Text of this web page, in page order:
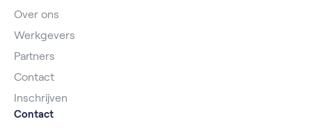
Over ons
Werkgevers
Partners
Contact
Inschrijven
Contact